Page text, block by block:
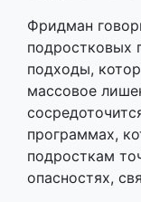
Фридман
подростковых
подходы,
массовое
программах,
подросткам
опасностях,